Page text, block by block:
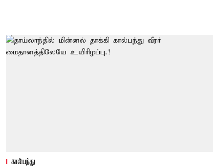
கால்பந்து